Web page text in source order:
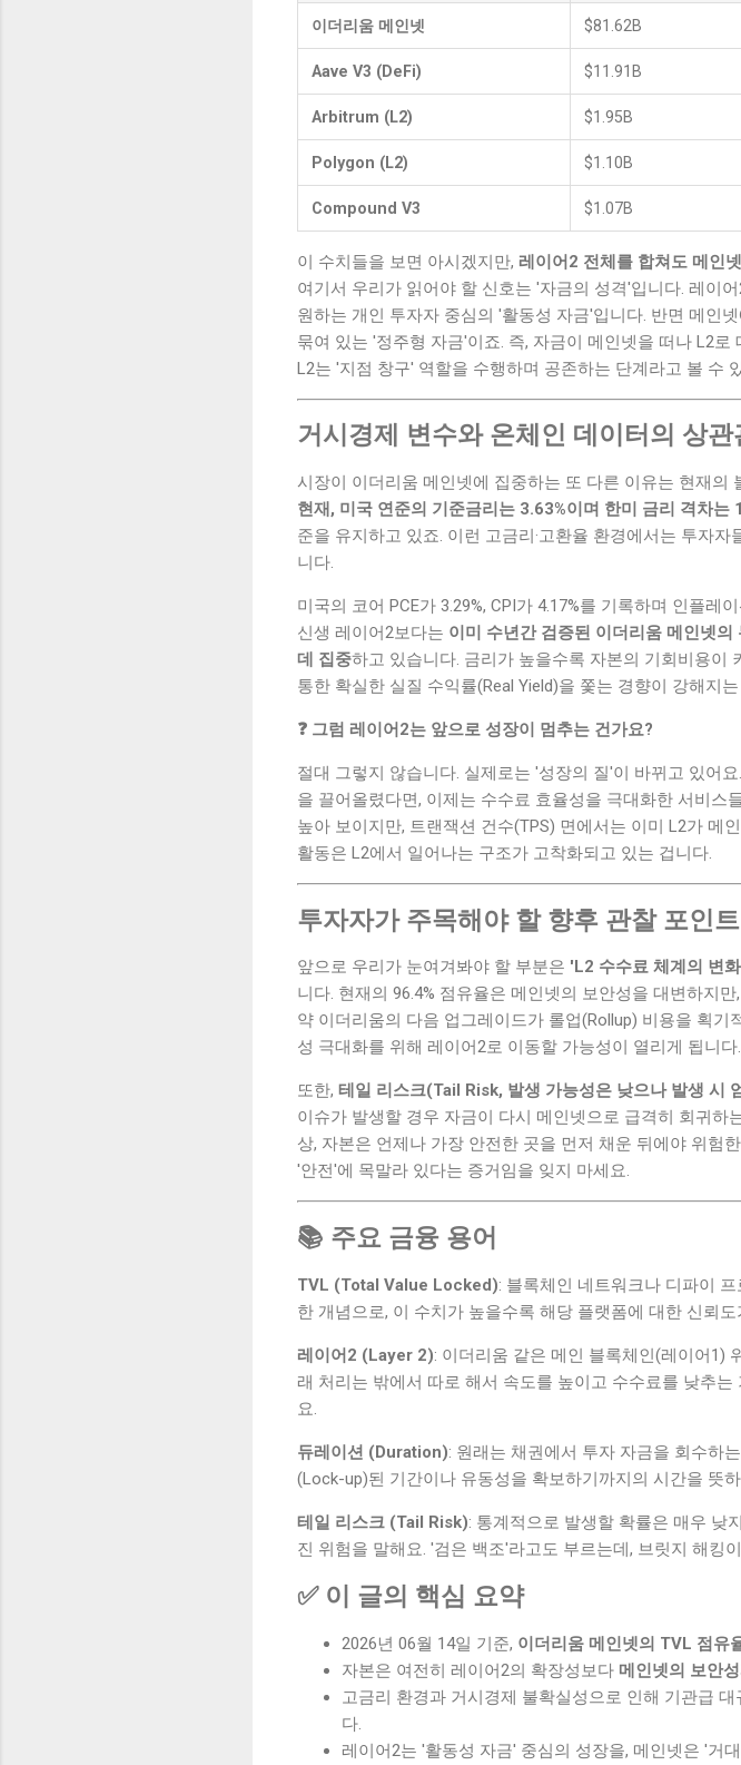
이더리움 메인넷 $81.62B
Aave V3 (DeFi) $11.91B
Arbitrum (L2) $1.95B
Polygon (L2) $1.10B
Compound V3 $1.07B
이 수치들을 보면 아시겠지만, 레이어2 전체를 합쳐도 메인
여기서 우리가 읽어야 할 신호는 '자금의 성격'입니다. 레이
원하는 개인 투자자 중심의 '활동성 자금'입니다. 반면 메인
묶여 있는 '정주형 자금'이죠. 즉, 자금이 메인넷을 떠나 L2
L2는 '지점 창구' 역할을 수행하며 공존하는 단계라고 볼 수
거시경제 변수와 온체인 데이터의 상관
시장이 이더리움 메인넷에 집중하는 또 다른 이유는 현재의
현재, 미국 연준의 기준금리는 3.63%이며 한미 금리 격차는
준을 유지하고 있죠. 이런 고금리·고환율 환경에서는 투자
니다.
미국의 코어 PCE가 3.29%, CPI가 4.17%를 기록하며 인플
신생 레이어2보다는 이미 수년간 검증된 이더리움 메인넷
데 집중하고 있습니다. 금리가 높을수록 자본의 기회비용이
통한 확실한 실질 수익률(Real Yield)을 쫓는 경향이 강해지
❓ 그럼 레이어2는 앞으로 성장이 멈추는 건가요?
절대 그렇지 않습니다. 실제로는 '성장의 질'이 바뀌고 있어
을 끌어올렸다면, 이제는 수수료 효율성을 극대화한 서비스
높아 보이지만, 트랜잭션 건수(TPS) 면에서는 이미 L2가 메
활동은 L2에서 일어나는 구조가 고착화되고 있는 겁니다.
투자자가 주목해야 할 향후 관찰 포인트
앞으로 우리가 눈여겨봐야 할 부분은 'L2 수수료 체계의 변
니다. 현재의 96.4% 점유율은 메인넷의 보안성을 대변하지
약 이더리움의 다음 업그레이드가 롤업(Rollup) 비용을 획
성 극대화를 위해 레이어2로 이동할 가능성이 열리게 됩니다.
또한, 테일 리스크(Tail Risk, 발생 가능성은 낮으나 발생 시
이슈가 발생할 경우 자금이 다시 메인넷으로 급격히 회귀하
상, 자본은 언제나 가장 안전한 곳을 먼저 채운 뒤에야 위험
'안전'에 목말라 있다는 증거임을 잊지 마세요.
📚 주요 금융 용어
TVL (Total Value Locked): 블록체인 네트워크나 디파이
한 개념으로, 이 수치가 높을수록 해당 플랫폼에 대한 신뢰도
레이어2 (Layer 2): 이더리움 같은 메인 블록체인(레이어1)
래 처리는 밖에서 따로 해서 속도를 높이고 수수료를 낮추
요.
듀레이션 (Duration): 원래는 채권에서 투자 자금을 회수하
(Lock-up)된 기간이나 유동성을 확보하기까지의 시간을 뜻
테일 리스크 (Tail Risk): 통계적으로 발생할 확률은 매우 낮
진 위험을 말해요. '검은 백조'라고도 부르는데, 브릿지 해킹
✅ 이 글의 핵심 요약
2026년 06월 14일 기준, 이더리움 메인넷의 TVL 점유
자본은 여전히 레이어2의 확장성보다 메인넷의 보안
고금리 환경과 거시경제 불확실성으로 인해 기관급
다.
레이어2는 '활동성 자금' 중심의 성장을, 메인넷은 '거